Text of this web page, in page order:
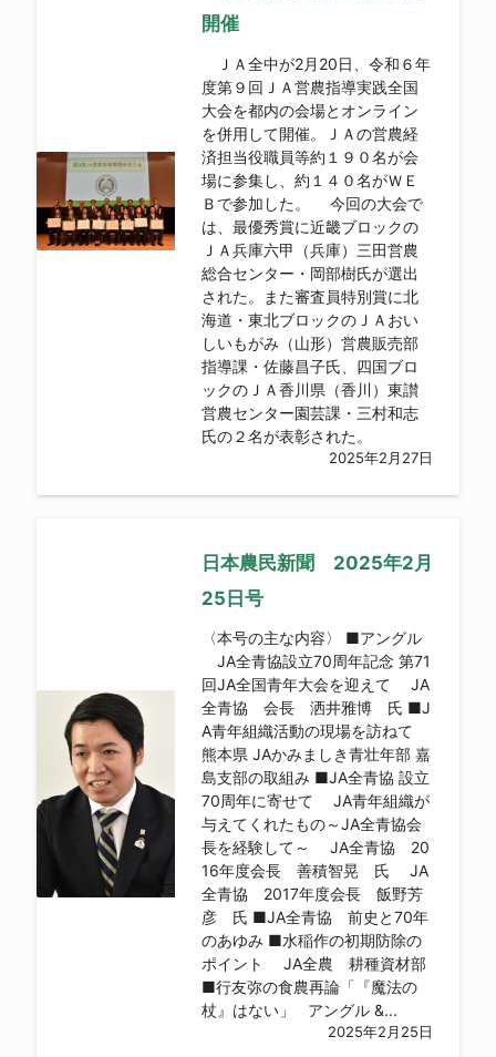
開催
ＪＡ全中が2月20日、令和６年
度第９回ＪＡ営農指導実践全国
大会を都内の会場とオンライン
を併用して開催。ＪＡの営農経
済担当役職員等約１９０名が会
場に参集し、約１４０名がＷＥ
Ｂで参加した。 今回の大会で
は、最優秀賞に近畿ブロックの
ＪＡ兵庫六甲（兵庫）三田営農
総合センター・岡部樹氏が選出
された。また審査員特別賞に北
海道・東北ブロックのＪＡおい
しいもがみ（山形）営農販売部
指導課・佐藤昌子氏、四国ブロ
ックのＪＡ香川県（香川）東讃
営農センター園芸課・三村和志
氏の２名が表彰された。
2025年2月27日
日本農民新聞 2025年2月
25日号
〈本号の主な内容〉 ■アングル
JA全青協設立70周年記念 第71
回JA全国青年大会を迎えて JA
全青協 会長 洒井雅博 氏 ■J
A青年組織活動の現場を訪ねて
熊本県 JAかみましき青壮年部 嘉
島支部の取組み ■JA全青協 設立
70周年に寄せて JA青年組織が
与えてくれたもの～JA全青協会
長を経験して～ JA全青協 20
16年度会長 善積智晃 氏 JA
全青協 2017年度会長 飯野芳
彦 氏 ■JA全青協 前史と70年
のあゆみ ■水稲作の初期防除の
ポイント JA全農 耕種資材部
■行友弥の食農再論「『魔法の
杖』はない」 アングル &...
2025年2月25日